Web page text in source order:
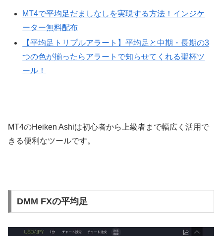
MT4で平均足だましなしを実現する方法！インジケ
ーター無料配布
【平均足トリプルアラート】平均足と中期・長期の3
つの色が揃ったらアラートで知らせてくれる聖杯ツ
ール！
MT4のHeiken Ashiは初心者から上級者まで幅広く活用で
きる便利なツールです。
DMM FXの平均足